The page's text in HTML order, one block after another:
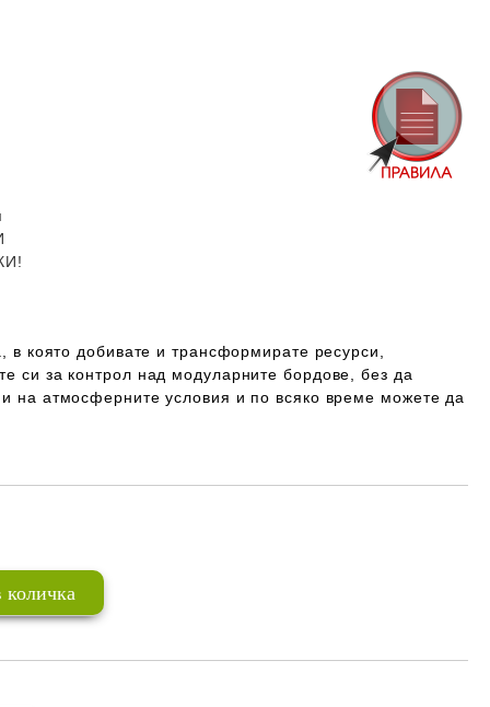
в която добивате и трансформирате ресурси,
си за контрол над модуларните бордове, без да
на атмосферните условия и по всяко време можете да